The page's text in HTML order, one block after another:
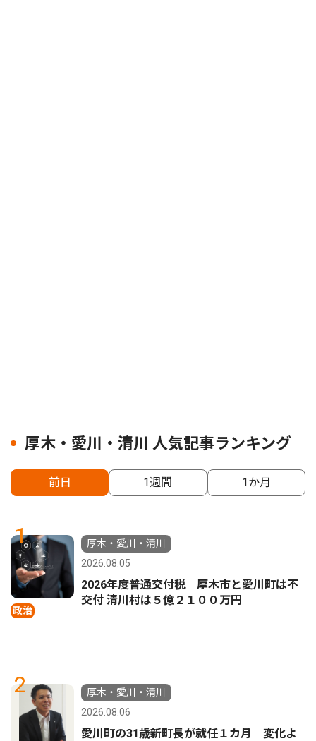
厚木・愛川・清川 人気記事ランキング
前日 1週間 1か月
1
政治
厚木・愛川・清川
2026.08.05
2026年度普通交付税 厚木市と愛川町は不
交付 清川村は５億２１００万円
2
厚木・愛川・清川
2026.08.06
愛川町の31歳新町長が就任１カ月 変化よ